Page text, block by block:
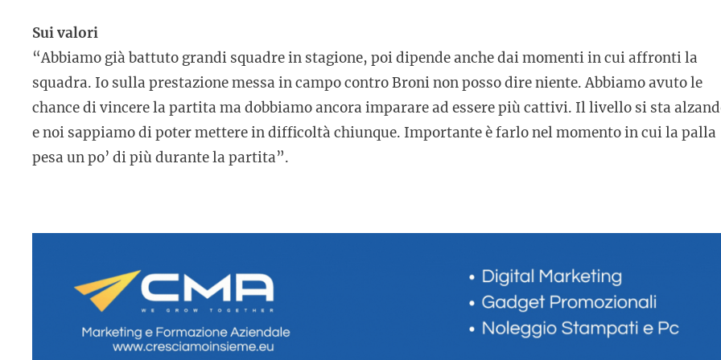
Sui valori
“Abbiamo già battuto grandi squadre in stagione, poi dipende anche dai momenti in cui affronti la
squadra. Io sulla prestazione messa in campo contro Broni non posso dire niente. Abbiamo avuto le
chance di vincere la partita ma dobbiamo ancora imparare ad essere più cattivi. Il livello si sta
e noi sappiamo di poter mettere in difficoltà chiunque. Importante è farlo nel momento in cui la palla
pesa un po’ di più durante la partita”.